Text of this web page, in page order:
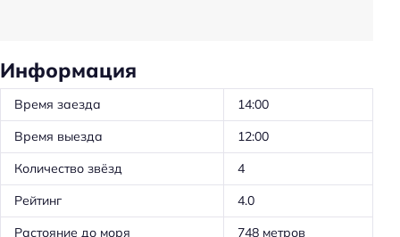
Утюг
Уборка
Красота и здоровье
Душ
Информация
Время заезда
14:00
Время выезда
12:00
Количество звёзд
4
Рейтинг
4.0
Растояние до моря
748 метров